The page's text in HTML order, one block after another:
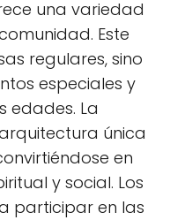
una variedad
Este
regulares, sino
especiales y
edades. La
única
en
y social. Los
participar en las